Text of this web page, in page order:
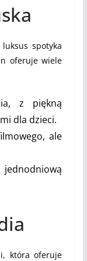
spotyka
oferuje wiele
z piękną
dla dzieci.
ale
która oferuje